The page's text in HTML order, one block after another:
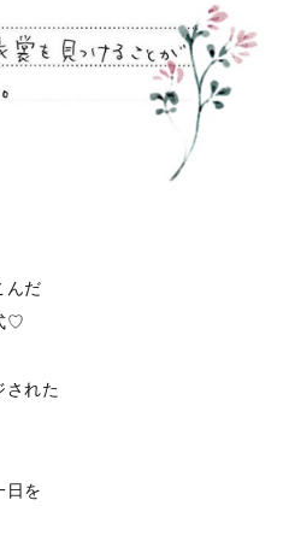
んだ
♡
された
日を